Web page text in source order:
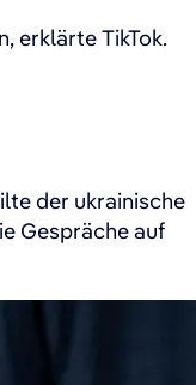
erklärte TikTok.
der ukrainische
Gespräche auf